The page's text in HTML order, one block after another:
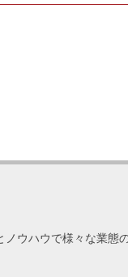
ウハウで様々な業態